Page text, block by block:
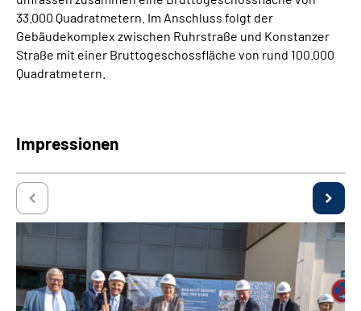
33.000 Quadratmetern. Im Anschluss folgt der
Gebäudekomplex zwischen Ruhrstraße und Konstanzer
Straße mit einer Bruttogeschossfläche von rund 100.000
Quadratmetern.
Impressionen